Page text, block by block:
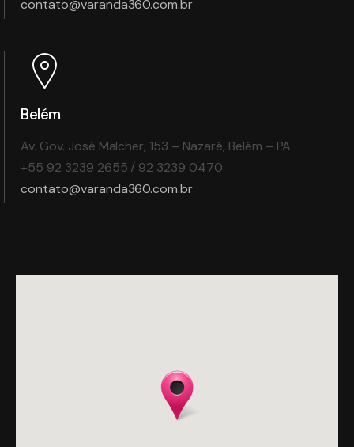
contato@varanda360.com.br
Belém
Av. Gov. José Malcher, 153 – Nazaré, Belém – PA
+55 92 3239 2655 / 92 3239 0470
contato@varanda360.com.br